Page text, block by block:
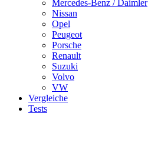
Mercedes-Benz / Daimler
Nissan
Opel
Peugeot
Porsche
Renault
Suzuki
Volvo
VW
Vergleiche
Tests